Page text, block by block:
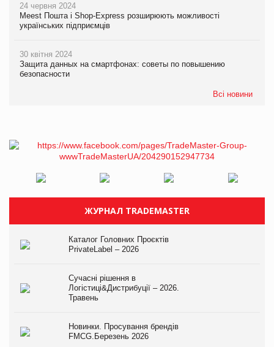
24 червня 2024
Meest Пошта і Shop-Express розширюють можливості
українських підприємців
30 квітня 2024
Защита данных на смартфонах: советы по повышению
безопасности
Всі новини
ЖУРНАЛ TRADEMASTER
Каталог Головних Проєктів
PrivateLabel – 2026
Сучасні рішення в
Логістиці&Дистрибуції – 2026.
Травень
Новинки. Просування брендів
FMCG.Березень 2026